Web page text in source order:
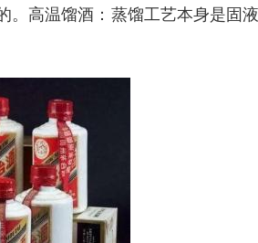
。高温馏酒：蒸馏工艺本身是固